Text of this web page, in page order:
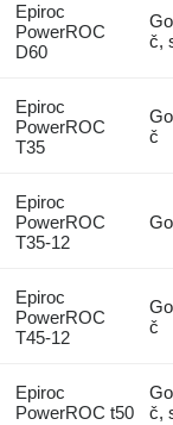
Epiroc
PowerROC
D60
č,
Epiroc
PowerROC
T35
č
Epiroc
PowerROC
T35-12
Epiroc
PowerROC
T45-12
č
Epiroc
PowerROC t50
č,